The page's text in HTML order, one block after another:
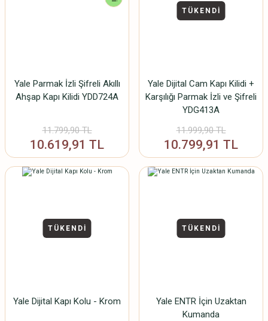
Yale Parmak İzli Şifreli Akıllı
Ahşap Kapı Kilidi YDD724A
11.799,90 TL
10.619,91 TL
TÜKENDİ
Yale Dijital Cam Kapı Kilidi +
Karşılığı Parmak İzli ve Şifreli
YDG413A
11.999,90 TL
10.799,91 TL
TÜKENDİ
Yale Dijital Kapı Kolu - Krom
TÜKENDİ
Yale ENTR İçin Uzaktan
Kumanda